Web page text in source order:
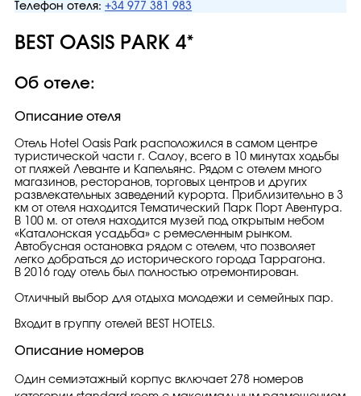
Телефон отеля: +34 977 381 983
BEST OASIS PARK 4*
Об отеле:
Описание отеля
Oтель Hotel Oasis Park расположился в самом центре
туристической части г. Салоу, всего в 10 минутах ходьбы
от пляжей Леванте и Капельянс. Рядом с отелем много
магазинов, ресторанов, торговых центров и других
развлекательных заведений курорта. Приблизительно в 3
км от отеля находится Тематический Парк Порт Авентура.
В 100 м. от отеля находится музей под открытым небом
«Каталонская усадьба» с ремесленным рынком.
Автобусная остановка рядом с отелем, что позволяет
легко добраться до исторического города Таррагона.
В 2016 году отель был полностью отремонтирован.
Отличный выбор для отдыха молодежи и семейных пар.
Входит в группу отелей BEST HOTELS.
Описание номеров
Один семиэтажный корпус включает 278 номеров